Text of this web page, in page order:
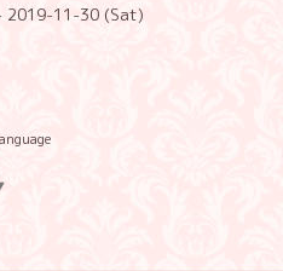
2019-11-30 (Sat)